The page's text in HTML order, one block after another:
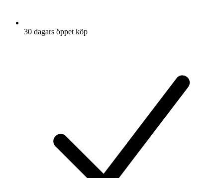
30 dagars öppet köp